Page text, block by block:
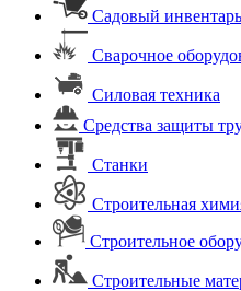
Садовый инвентарь
Сварочное
Силовая техника
Средства защиты
Станки
Строительная
Строительное
Строительные